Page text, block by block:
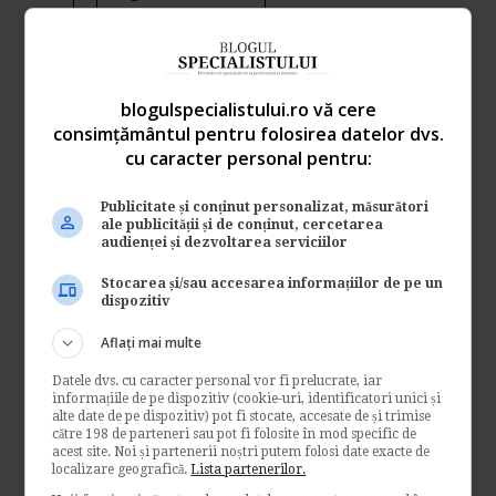
Desfiintarea postului
salariatei revenita din CCC.
Obligatiile angajatorului
Potrivit dispozitiilor art. 25 alin. (2) din OUG
111/2010 privind concediul si indemnizatia
Legislatia muncii
→Citeste mai departe
Caz practic: Societate in
dizolvare. Salariati aflati in
CCC
blogulspecialistului.ro vă cere
consimțământul pentru folosirea datelor dvs.
cu caracter personal pentru:
Publicitate și conținut personalizat, măsurători
ale publicității și de conținut, cercetarea
audienței și dezvoltarea serviciilor
Stocarea și/sau accesarea informațiilor de pe un
dispozitiv
Aflați mai multe
Datele dvs. cu caracter personal vor fi prelucrate, iar
informațiile de pe dispozitiv (cookie-uri, identificatori unici și
alte date de pe dispozitiv) pot fi stocate, accesate de și trimise
către 198 de parteneri sau pot fi folosite în mod specific de
acest site. Noi și partenerii noștri putem folosi date exacte de
localizare geografică.Lista partenerilor.